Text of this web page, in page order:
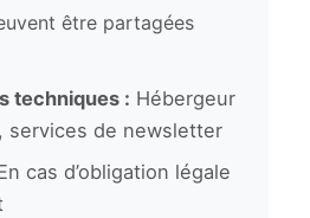
être partagées
techniques : Hébergeur
services de newsletter
cas d’obligation légale